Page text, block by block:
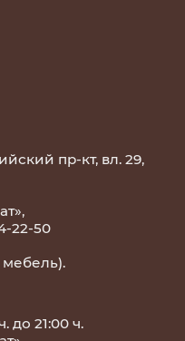
пр-кт, вл. 29,
22-50
до 21:00 ч.